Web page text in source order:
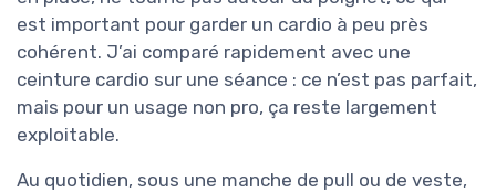
est important pour garder un cardio à peu près
cohérent. J’ai comparé rapidement avec une
ceinture cardio sur une séance : ce n’est pas parfait,
mais pour un usage non pro, ça reste largement
exploitable.
Au quotidien, sous une manche de pull ou de veste,